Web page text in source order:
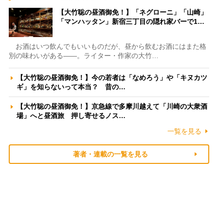
【大竹聡の昼酒御免！】「ネグローニ」「山崎」
「マンハッタン」新宿三丁目の隠れ家バーで1…
お酒はいつ飲んでもいいものだが、昼から飲むお酒にはまた格
別の味わいがある――。ライター・作家の大竹…
【大竹聡の昼酒御免！】今の若者は「なめろう」や「キヌカツ
ギ」を知らないって本当？ 昔の…
【大竹聡の昼酒御免！】京急線で多摩川越えて「川崎の大衆酒
場」へと昼酒旅 押し寄せるノス…
一覧を見る
著者・連載の一覧を見る